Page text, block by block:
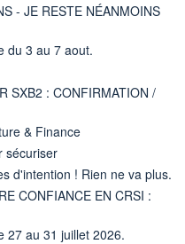
- JE RESTE NÉANMOINS
du 3 au 7 aout.
SXB2 : CONFIRMATION /
& Finance
sécuriser
d'intention ! Rien ne va plus.
CONFIANCE EN CRSI :
27 au 31 juillet 2026.